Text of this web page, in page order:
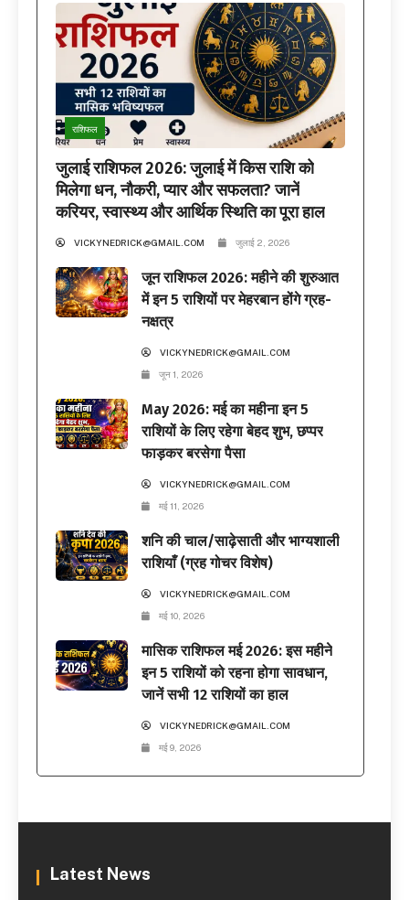
राशिफल
जुलाई राशिफल 2026: जुलाई में किस राशि को
मिलेगा धन, नौकरी, प्यार और सफलता? जानें
करियर, स्वास्थ्य और आर्थिक स्थिति का पूरा हाल
VICKYNEDRICK@GMAIL.COM जुलाई 2, 2026
जून राशिफल 2026: महीने की शुरुआत
में इन 5 राशियों पर मेहरबान होंगे ग्रह-
नक्षत्र
VICKYNEDRICK@GMAIL.COM
जून 1, 2026
May 2026: मई का महीना इन 5
राशियों के लिए रहेगा बेहद शुभ, छप्पर
फाड़कर बरसेगा पैसा
VICKYNEDRICK@GMAIL.COM
मई 11, 2026
शनि की चाल/साढ़ेसाती और भाग्यशाली
राशियाँ (ग्रह गोचर विशेष)
VICKYNEDRICK@GMAIL.COM
मई 10, 2026
मासिक राशिफल मई 2026: इस महीने
इन 5 राशियों को रहना होगा सावधान,
जानें सभी 12 राशियों का हाल
VICKYNEDRICK@GMAIL.COM
मई 9, 2026
Latest News